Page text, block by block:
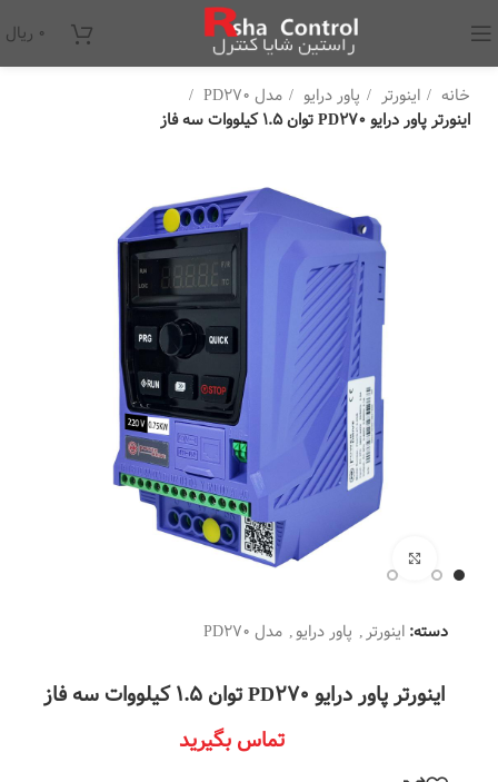
۰ ریال
خانه اینورتر پاور درایو
مدل PD270
اینورتر پاور درایو PD270 توان 1.5 کیلووات سه فاز
بزرگنمایی تصویر
دسته: اینورتر, پاور درایو, مدل PD270
اینورتر پاور درایو PD270 توان 1.5 کیلووات سه فاز
تماس بگیرید